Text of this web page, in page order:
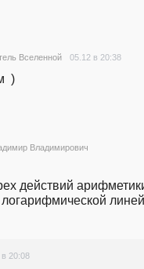
Вселенной 05.12 в 20:38
)
Владимирович
действий
20:08